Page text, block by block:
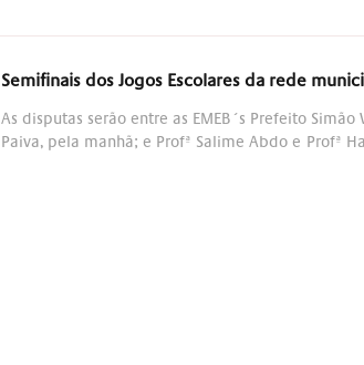
Semifinais dos Jogos Escolares da rede
As disputas serão entre as EMEB´s Prefeito
Paiva, pela manhã; e Profª Salime Abdo e Profª